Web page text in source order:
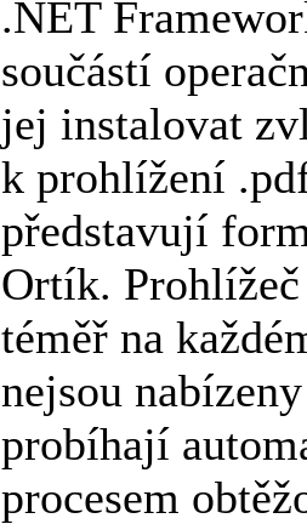
.NET
součástí
jej instalovat
k prohlížení
představují
Ortík.
téměř na
nejsou
probíhají
procesem